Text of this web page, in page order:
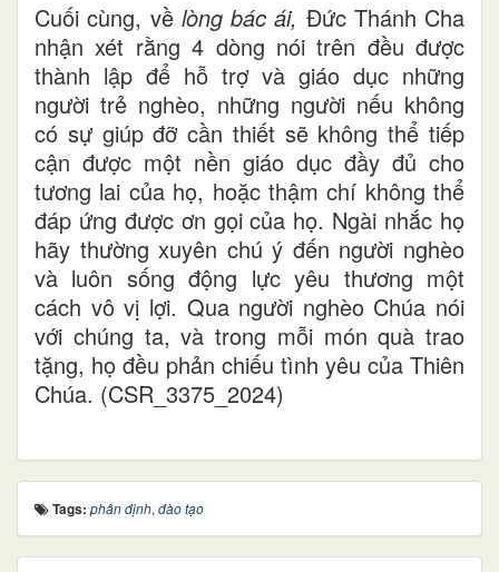
Cuối cùng, về lòng bác ái, Đức Thánh Cha
nhận xét rằng 4 dòng nói trên đều được
thành lập để hỗ trợ và giáo dục những
người trẻ nghèo, những người nếu không
có sự giúp đỡ cần thiết sẽ không thể tiếp
cận được một nền giáo dục đầy đủ cho
tương lai của họ, hoặc thậm chí không thể
đáp ứng được ơn gọi của họ. Ngài nhắc họ
hãy thường xuyên chú ý đến người nghèo
và luôn sống động lực yêu thương một
cách vô vị lợi. Qua người nghèo Chúa nói
với chúng ta, và trong mỗi món quà trao
tặng, họ đều phản chiếu tình yêu của Thiên
Chúa. (CSR_3375_2024)
Tags: phân định, đào tạo